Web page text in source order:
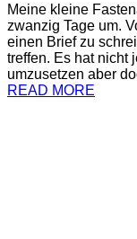
Meine kleine
zwanzig Tage um.
einen Brief zu
treffen. Es hat nicht
umzusetzen aber
READ MORE